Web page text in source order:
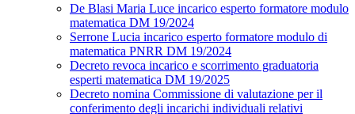
De Blasi Maria Luce incarico esperto formatore modulo
matematica DM 19/2024
Serrone Lucia incarico esperto formatore modulo di
matematica PNRR DM 19/2024
Decreto revoca incarico e scorrimento graduatoria
esperti matematica DM 19/2025
Decreto nomina Commissione di valutazione per il
conferimento degli incarichi individuali relativi